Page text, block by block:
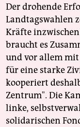
Der drohende
Landtagswahlen
Kräfte
braucht es
und vor allem mit
für eine starke
kooperiert
Zentrum". Die
linke,
solidarischen